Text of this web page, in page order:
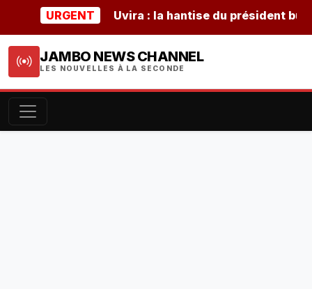
URGENT Uvira : la hantise du président
JAMBO NEWS CHANNEL
LES NOUVELLES À LA SECONDE